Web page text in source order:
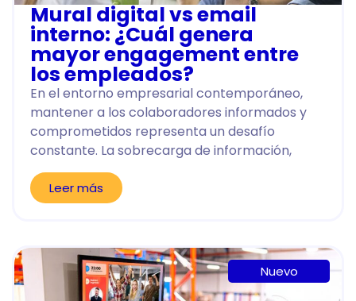
Mural digital vs email
interno: ¿Cuál genera
mayor engagement entre
los empleados?
En el entorno empresarial contemporáneo,
mantener a los colaboradores informados y
comprometidos representa un desafío
constante. La sobrecarga de información,
Leer más
Nuevo